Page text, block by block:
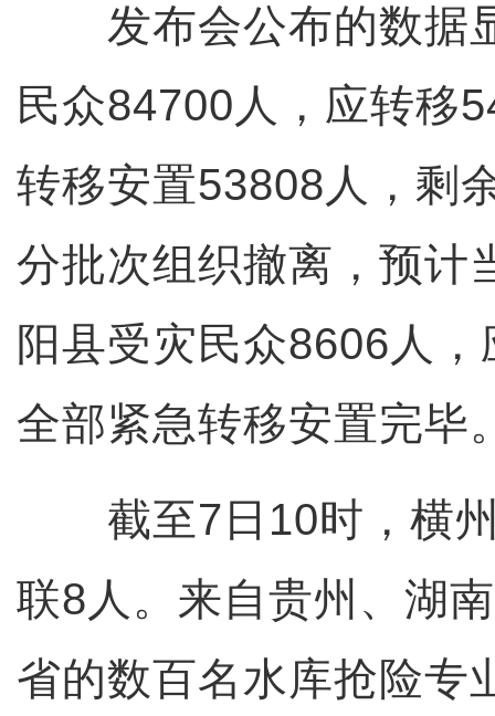
发布会公布的数据
民众84700人，应转移
转移安置53808人，剩
分批次组织撤离，预计
阳县受灾民众8606人
全部紧急转移安置完毕
截至7日10时，横州
联8人。来自贵州、湖
省的数百名水库抢险专